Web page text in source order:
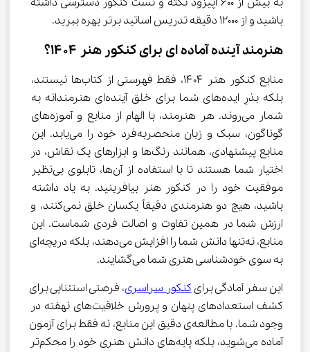
باشید و از 12000 دقیقه تدریس اساتید برتر بهره ببرید.
هنرمند آینده آماده‌ ای برای کنکور هنر ۱۴۰۴؟
منابع کنکور هنر ۱۴۰۴، فقط فهرستی از کتاب‌ها نیستند،
بلکه بذرِ ایده‌های شما برای خلق آینده‌ای هنرمندانه به
شمار می‌روند. هر هنرمند، با الهام از منابع و آموزه‌های
گوناگون، سبک و زبان منحصربه‌فرد خود را می‌یابد. این
منابع پیشنهادی، همانند رنگ‌ها و ابزارهای یک نقاش، در
اختیار شما هستند تا با استفاده از آن‌ها، تابلوی بی‌نظیر
موفقیت خود را در کنکور هنر بیافرینید. به یاد داشته
باشید، هیچ دو هنرمندی دقیقاً یکسان خلق نمی‌کنند، و
ارزش شما در همین تفاوت و اصالت فردی شماست. این
منابع، نه‌تنها دانش شما را افزایش می‌دهند، بلکه دریچه‌ای
به سوی خودشناسی هنری شما می‌گشایند.
این سفر آمادگی برای کنکور سراسری، فرصتی استثنایی برای
کشف استعدادهای پنهان و پرورش خلاقیت‌های نهفته در
وجود شما. با مطالعه‌ی دقیق این منابع، نه فقط برای آزمون
آماده می‌شوید، بلکه پایه‌های دانش هنری خود را محکم‌تر